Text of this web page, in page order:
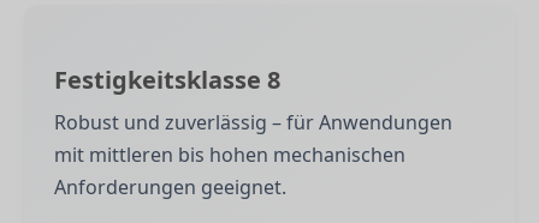
Festigkeitsklasse 8
Robust und zuverlässig – für Anwendungen
mit mittleren bis hohen mechanischen
Anforderungen geeignet.